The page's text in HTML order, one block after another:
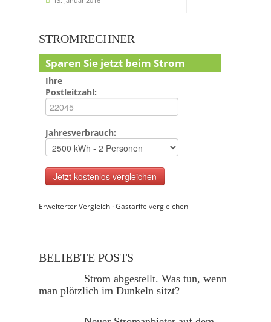
STROMRECHNER
Sparen Sie jetzt beim Strom
Ihre
Postleitzahl:
Jahresverbrauch:
Erweiterter Vergleich ·Gastarife vergleichen
BELIEBTE POSTS
Strom abgestellt. Was tun, wenn
man plötzlich im Dunkeln sitzt?